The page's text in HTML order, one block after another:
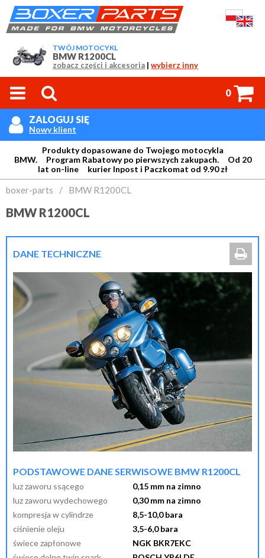
TWÓJ MOTOCYKL
BMW R1200CL
zobacz części i akcesoria |wybierz inny
  
0
 ZALOGUJ SIĘ
Nowy klient
Login:
przypomnij mi hasło nowy klient
Produkty dopasowane do Twojego motocykla
BMW. Program Rabatowy po pierwszych zakupach. Od 20
lat on-line kurier Inpost i Paczkomat od 9.90 zł
boxer-parts / BMW R1200CL
BMW R1200CL

DANE TECHNICZNE
PODSTAWOWE DANE SERWISOWE BMW R1200CL
luz zaworu ssącego
0,15 mm na zimno
luz zaworu wydechowego
0,30 mm na zimno
kompresja w cylindrze
8,5-10,0 bara
ciśnienie oleju
3,5-6,0 bara
świece zapłonowe
NGK BKR7EKC